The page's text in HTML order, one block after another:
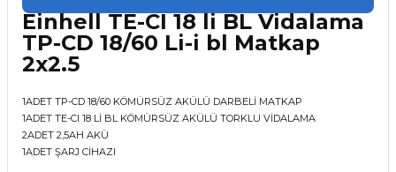
Einhell TE-CI 18 li BL Vidalama
TP-CD 18/60 Li-i bl Matkap
2x2.5
1ADET TP-CD 18/60 KÖMÜRSÜZ AKÜLÜ DARBELİ MATKAP
1ADET TE-CI 18 Lİ BL KÖMÜRSÜZ AKÜLÜ TORKLU VİDALAMA
2ADET 2,5AH AKÜ
1ADET ŞARJ CİHAZI